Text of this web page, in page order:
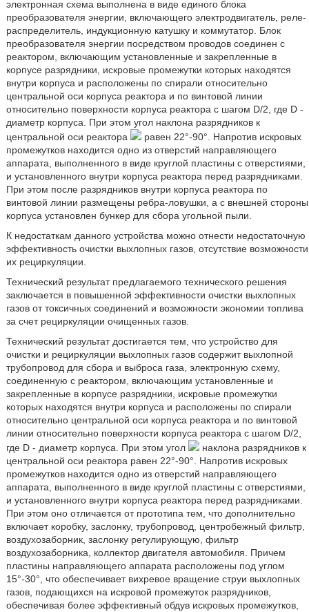
электронная схема выполнена в виде единого блока
преобразователя энергии, включающего электродвигатель, реле-
распределитель, индукционную катушку и коммутатор. Блок
преобразователя энергии посредством проводов соединен с
реактором, включающим установленные и закрепленные в
корпусе разрядники, искровые промежутки которых находятся
внутри корпуса и расположены по спирали относительно
центральной оси корпуса реактора и по винтовой линии
относительно поверхности корпуса реактора с шагом D/2, где D -
диаметр корпуса. При этом угол наклона разрядников к
центральной оси реактора
равен 22°-90°. Напротив искровых
промежутков находится одно из отверстий направляющего
аппарата, выполненного в виде круглой пластины с отверстиями,
и установленного внутри корпуса реактора перед разрядниками.
При этом после разрядников внутри корпуса реактора по
винтовой линии размещены ребра-ловушки, а с внешней стороны
корпуса установлен бункер для сбора угольной пыли.
К недостаткам данного устройства можно отнести недостаточную
эффективность очистки выхлопных газов, отсутствие возможности
их рециркуляции.
Технический результат предлагаемого технического решения
заключается в повышенной эффективности очистки выхлопных
газов от токсичных соединений и возможности экономии топлива
за счет рециркуляции очищенных газов.
Технический результат достигается тем, что устройство для
очистки и рециркуляции выхлопных газов содержит выхлопной
трубопровод для сбора и выброса газа, электронную схему,
соединенную с реактором, включающим установленные и
закрепленные в корпусе разрядники, искровые промежутки
которых находятся внутри корпуса и расположены по спирали
относительно центральной оси корпуса реактора и по винтовой
линии относительно поверхности корпуса реактора с шагом D/2,
где D - диаметр корпуса. При этом угол
наклона разрядников к
центральной оси реактора равен 22°-90°. Напротив искровых
промежутков находится одно из отверстий направляющего
аппарата, выполненного в виде круглой пластины с отверстиями,
и установленного внутри корпуса реактора перед разрядниками.
При этом оно отличается от прототипа тем, что дополнительно
включает коробку, заслонку, трубопровод, центробежный фильтр,
воздухозаборник, заслонку регулирующую, фильтр
воздухозаборника, коллектор двигателя автомобиля. Причем
пластины направляющего аппарата расположены под углом
15°-30°, что обеспечивает вихревое вращение струи выхлопных
газов, подающихся на искровой промежуток разрядников,
обеспечивая более эффективный обдув искровых промежутков,